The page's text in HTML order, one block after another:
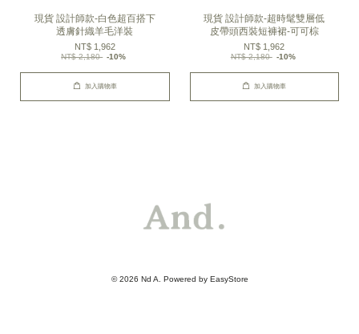
現貨 設計師款-白色超百搭下
透膚針織羊毛洋裝
NT$ 1,962
NT$ 2,180 -10%
加入購物車
現貨 設計師款-超時髦雙層低
皮帶頭西裝短褲裙-可可棕
NT$ 1,962
NT$ 2,180 -10%
加入購物車
© 2026 Nd A. Powered by EasyStore